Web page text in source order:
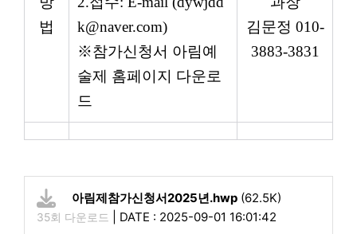
법
k@naver.com)
※참가신청서 아림예
술제 홈페이지 다운로
드
김문정 010-
3883-3831
아림제참가신청서2025년.hwp (62.5K)
35회 다운로드 DATE : 2025-09-01 16:01:42